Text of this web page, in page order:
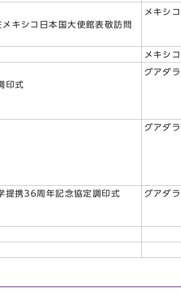
キシコ日本国大使館表敬訪問
メキシ
メキシ
印式
グアダ
グアダ
提携36周年記念協定調印式
グアダ